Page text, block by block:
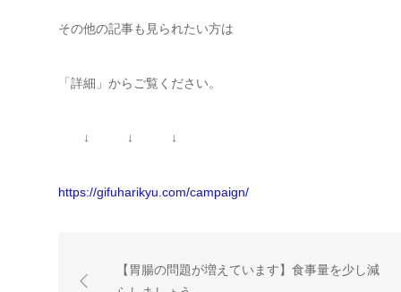
その他の記事も見られたい方は
「詳細」からご覧ください。
↓ ↓ ↓
https://gifuharikyu.com/campaign/
【胃腸の問題が増えています】食事量を少し減